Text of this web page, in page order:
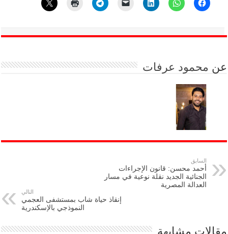
عن محمود عرفات
السابق
أحمد محسن: قانون الإجراءات
الجنائية الجديد نقلة نوعية في مسار
العدالة المصرية
التالي
إنقاذ حياة شاب بمستشفى العجمي
النموذجي بالإسكندرية
مقالات مشابهة